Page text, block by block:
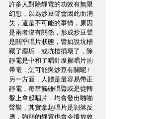
許多人對除靜電的功效有無限
幻想，以為炒豆聲會因此而消
失，這是不可能的事情，原因
是兩者沒有關係，形成炒豆聲
是關乎唱片狀態，譬如說坑槽
藏了塵垢，或坑槽損壞了，除
靜電是中和了唱針摩擦唱片的
帶電，怎可能與炒豆有關呢 !
另一方面，人體是最容易帶正
靜電，每當觸碰唱臂或是從轉
盤上拿起唱片，均會發出啪啪
聲響，其實拿起唱片是剝落反
應，強弱的靜電也會令播放效